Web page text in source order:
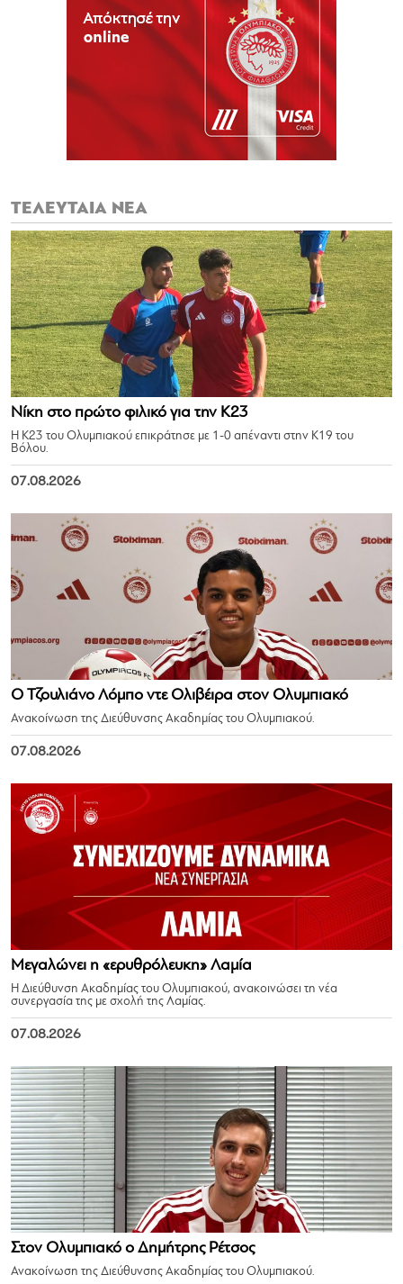
ΤΕΛΕΥΤΑΙΑ ΝΕΑ
Νίκη στο πρώτο φιλικό για την Κ23
Η Κ23 του Ολυμπιακού επικράτησε με 1-0 απέναντι στην Κ19 του
Βόλου.
07.08.2026
Ο Τζουλιάνο Λόμπο ντε Ολιβέιρα στον Ολυμπιακό
Ανακοίνωση της Διεύθυνσης Ακαδημίας του Ολυμπιακού.
07.08.2026
Μεγαλώνει η «ερυθρόλευκη» Λαμία
Η Διεύθυνση Ακαδημίας του Ολυμπιακού, ανακοινώσει τη νέα
συνεργασία της με σχολή της Λαμίας.
07.08.2026
Στον Ολυμπιακό ο Δημήτρης Ρέτσος
Ανακοίνωση της Διεύθυνσης Ακαδημίας του Ολυμπιακού.